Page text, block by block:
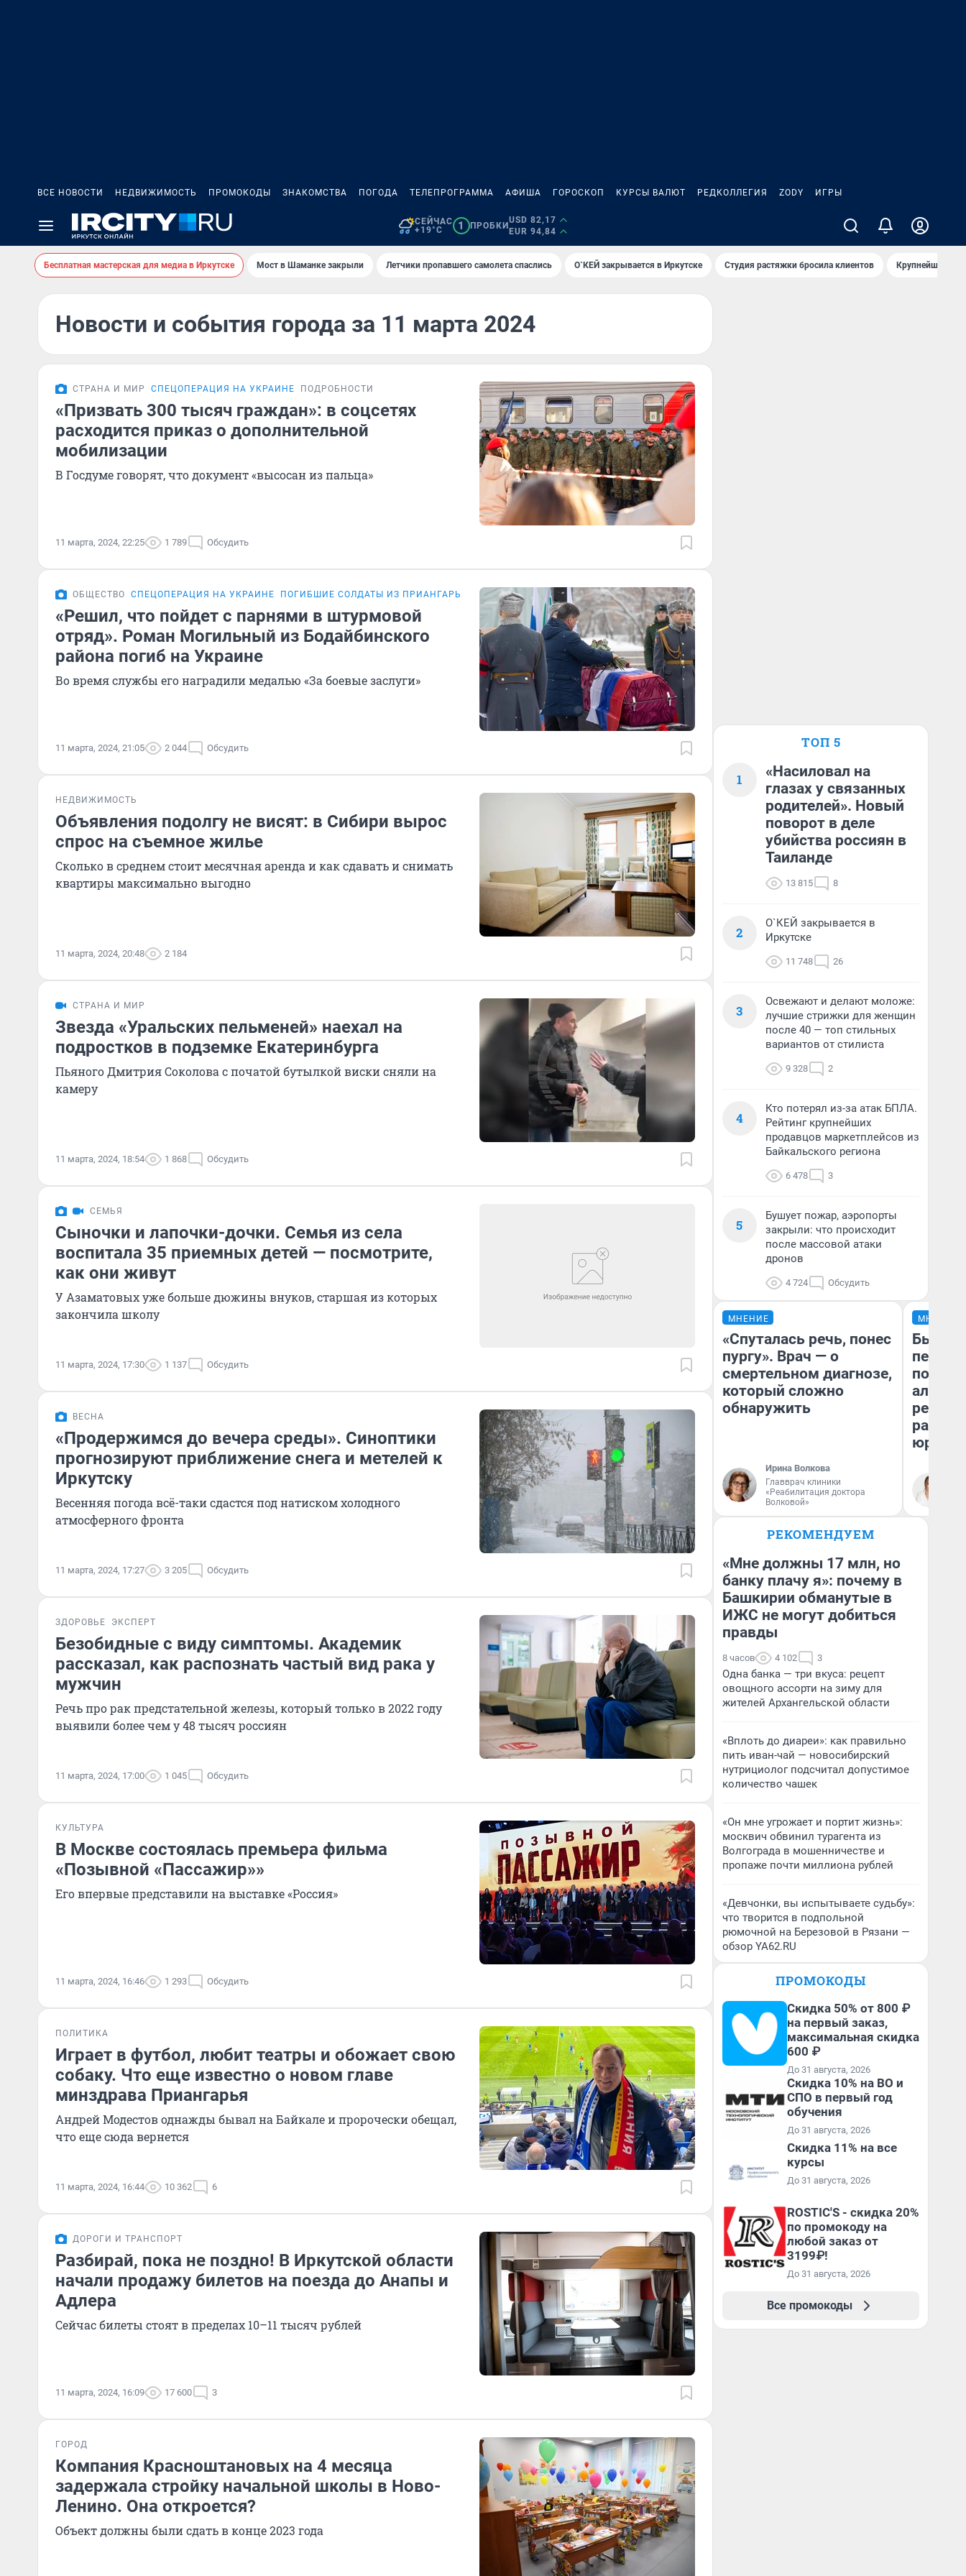
ВСЕ НОВОСТИ НЕДВИЖИМОСТЬ ПРОМОКОДЫ ЗНАКОМСТВА ПОГОДА ТЕЛЕПРОГРАММА АФИША ГОРОСКОП КУРСЫ ВАЛЮТ РЕДКОЛЛЕГИЯ ZODY ИГРЫ
СЕЙЧАС
+19°C
1 ПРОБКИ
USD 82,17
EUR 94,84
Бесплатная мастерская для медиа в Иркутске Мост в Шаманке закрыли Летчики пропавшего самолета спаслись О`КЕЙ закрывается в Иркутске Студия растяжки бросила клиентов Крупнейшие
Новости и события города за 11 марта 2024
СТРАНА И МИР СПЕЦОПЕРАЦИЯ НА УКРАИНЕ ПОДРОБНОСТИ
«Призвать 300 тысяч граждан»: в соцсетях
расходится приказ о дополнительной
мобилизации
В Госдуме говорят, что документ «высосан из пальца»
11 марта, 2024, 22:25 1 789 Обсудить
ОБЩЕСТВО СПЕЦОПЕРАЦИЯ НА УКРАИНЕ ПОГИБШИЕ СОЛДАТЫ ИЗ ПРИАНГАРЬЯ
«Решил, что пойдет с парнями в штурмовой
отряд». Роман Могильный из Бодайбинского
района погиб на Украине
Во время службы его наградили медалью «За боевые заслуги»
11 марта, 2024, 21:05 2 044 Обсудить
НЕДВИЖИМОСТЬ
Объявления подолгу не висят: в Сибири вырос
спрос на съемное жилье
Сколько в среднем стоит месячная аренда и как сдавать и снимать
квартиры максимально выгодно
11 марта, 2024, 20:48 2 184
СТРАНА И МИР
Звезда «Уральских пельменей» наехал на
подростков в подземке Екатеринбурга
Пьяного Дмитрия Соколова с початой бутылкой виски сняли на
камеру
11 марта, 2024, 18:54 1 868 Обсудить
СЕМЬЯ
Сыночки и лапочки-дочки. Семья из села
воспитала 35 приемных детей — посмотрите,
как они живут
У Азаматовых уже больше дюжины внуков, старшая из которых
закончила школу
11 марта, 2024, 17:30 1 137 Обсудить
ВЕСНА
«Продержимся до вечера среды». Синоптики
прогнозируют приближение снега и метелей к
Иркутску
Весенняя погода всё-таки сдастся под натиском холодного
атмосферного фронта
11 марта, 2024, 17:27 3 205 Обсудить
ЗДОРОВЬЕ ЭКСПЕРТ
Безобидные с виду симптомы. Академик
рассказал, как распознать частый вид рака у
мужчин
Речь про рак предстательной железы, который только в 2022 году
выявили более чем у 48 тысяч россиян
11 марта, 2024, 17:00 1 045 Обсудить
КУЛЬТУРА
В Москве состоялась премьера фильма
«Позывной «Пассажир»»
Его впервые представили на выставке «Россия»
11 марта, 2024, 16:46 1 293 Обсудить
ПОЛИТИКА
Играет в футбол, любит театры и обожает свою
собаку. Что еще известно о новом главе
минздрава Приангарья
Андрей Модестов однажды бывал на Байкале и пророчески обещал,
что еще сюда вернется
11 марта, 2024, 16:44 10 362 6
ДОРОГИ И ТРАНСПОРТ
Разбирай, пока не поздно! В Иркутской области
начали продажу билетов на поезда до Анапы и
Адлера
Сейчас билеты стоят в пределах 10–11 тысяч рублей
11 марта, 2024, 16:09 17 600 3
ГОРОД
Компания Красноштановых на 4 месяца
задержала стройку начальной школы в Ново-
Ленино. Она откроется?
Объект должны были сдать в конце 2023 года
ТОП 5
1
«Насиловал на
глазах у связанных
родителей». Новый
поворот в деле
убийства россиян в
Таиланде
13 815 8
2
О`КЕЙ закрывается в
Иркутске
11 748 26
3
Освежают и делают моложе:
лучшие стрижки для женщин
после 40 — топ стильных
вариантов от стилиста
9 328 2
4
Кто потерял из-за атак БПЛА.
Рейтинг крупнейших
продавцов маркетплейсов из
Байкальского региона
6 478 3
5
Бушует пожар, аэропорты
закрыли: что происходит
после массовой атаки
дронов
4 724 Обсудить
МНЕНИЕ
«Спуталась речь, понес
пургу». Врач — о
смертельном диагнозе,
который сложно
обнаружить
Ирина Волкова
Главврач клиники
«Реабилитация доктора
Волковой»
МНЕНИЕ
Был
разбор
юриста
РЕКОМЕНДУЕМ
«Мне должны 17 млн, но
банку плачу я»: почему в
Башкирии обманутые в
ИЖС не могут добиться
правды
8 часов 4 102 3
Одна банка — три вкуса: рецепт
овощного ассорти на зиму для
жителей Архангельской области
«Вплоть до диареи»: как правильно
пить иван-чай — новосибирский
нутрициолог подсчитал допустимое
количество чашек
«Он мне угрожает и портит жизнь»:
москвич обвинил турагента из
Волгограда в мошенничестве и
пропаже почти миллиона рублей
«Девчонки, вы испытываете судьбу»:
что творится в подпольной
рюмочной на Березовой в Рязани —
обзор YA62.RU
ПРОМОКОДЫ
Скидка 50% от 800 ₽
на первый заказ,
максимальная скидка
600 ₽
До 31 августа, 2026
Скидка 10% на ВО и
СПО в первый год
обучения
До 31 августа, 2026
Скидка 11% на все
курсы
До 31 августа, 2026
ROSTIC'S - скидка 20%
по промокоду на
любой заказ от
3199₽!
До 31 августа, 2026
Все промокоды